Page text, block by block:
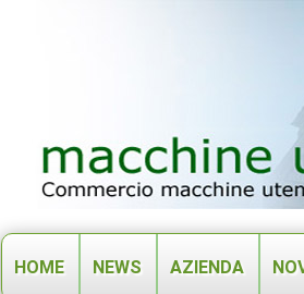
HOME NEWS AZIENDA